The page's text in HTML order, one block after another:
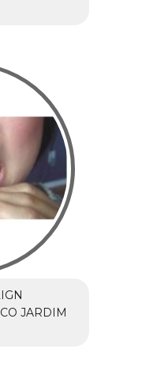
JARDIM